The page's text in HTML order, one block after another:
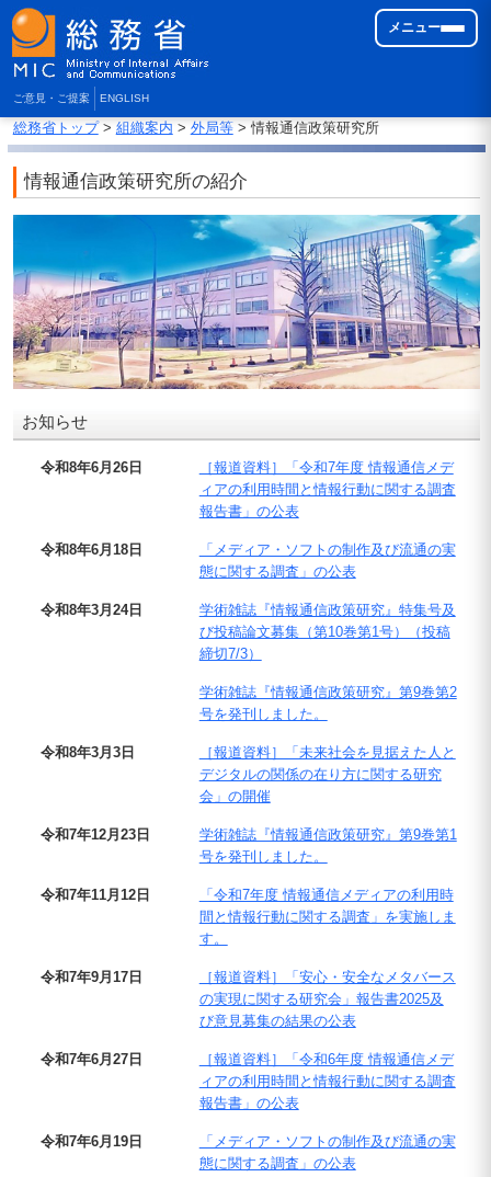
ご意見・ご提案 ENGLISH
メニュー
総務省トップ> 組織案内 > 外局等> 情報通信政策研究所
情報通信政策研究所の紹介
お知らせ
令和8年6月26日
［報道資料］「令和7年度 情報通信メデ
ィアの利用時間と情報行動に関する調査
報告書」の公表
令和8年6月18日
「メディア・ソフトの制作及び流通の実
態に関する調査」の公表
令和8年3月24日
学術雑誌『情報通信政策研究』特集号及
び投稿論文募集（第10巻第1号）（投稿
締切7/3）
学術雑誌『情報通信政策研究』第9巻第2
号を発刊しました。
令和8年3月3日
［報道資料］「未来社会を見据えた人と
デジタルの関係の在り方に関する研究
会」の開催
令和7年12月23日
学術雑誌『情報通信政策研究』第9巻第1
号を発刊しました。
令和7年11月12日
「令和7年度 情報通信メディアの利用時
間と情報行動に関する調査」を実施しま
す。
令和7年9月17日
［報道資料］「安心・安全なメタバース
の実現に関する研究会」報告書2025及
び意見募集の結果の公表
令和7年6月27日
［報道資料］「令和6年度 情報通信メデ
ィアの利用時間と情報行動に関する調査
報告書」の公表
令和7年6月19日
「メディア・ソフトの制作及び流通の実
態に関する調査」の公表